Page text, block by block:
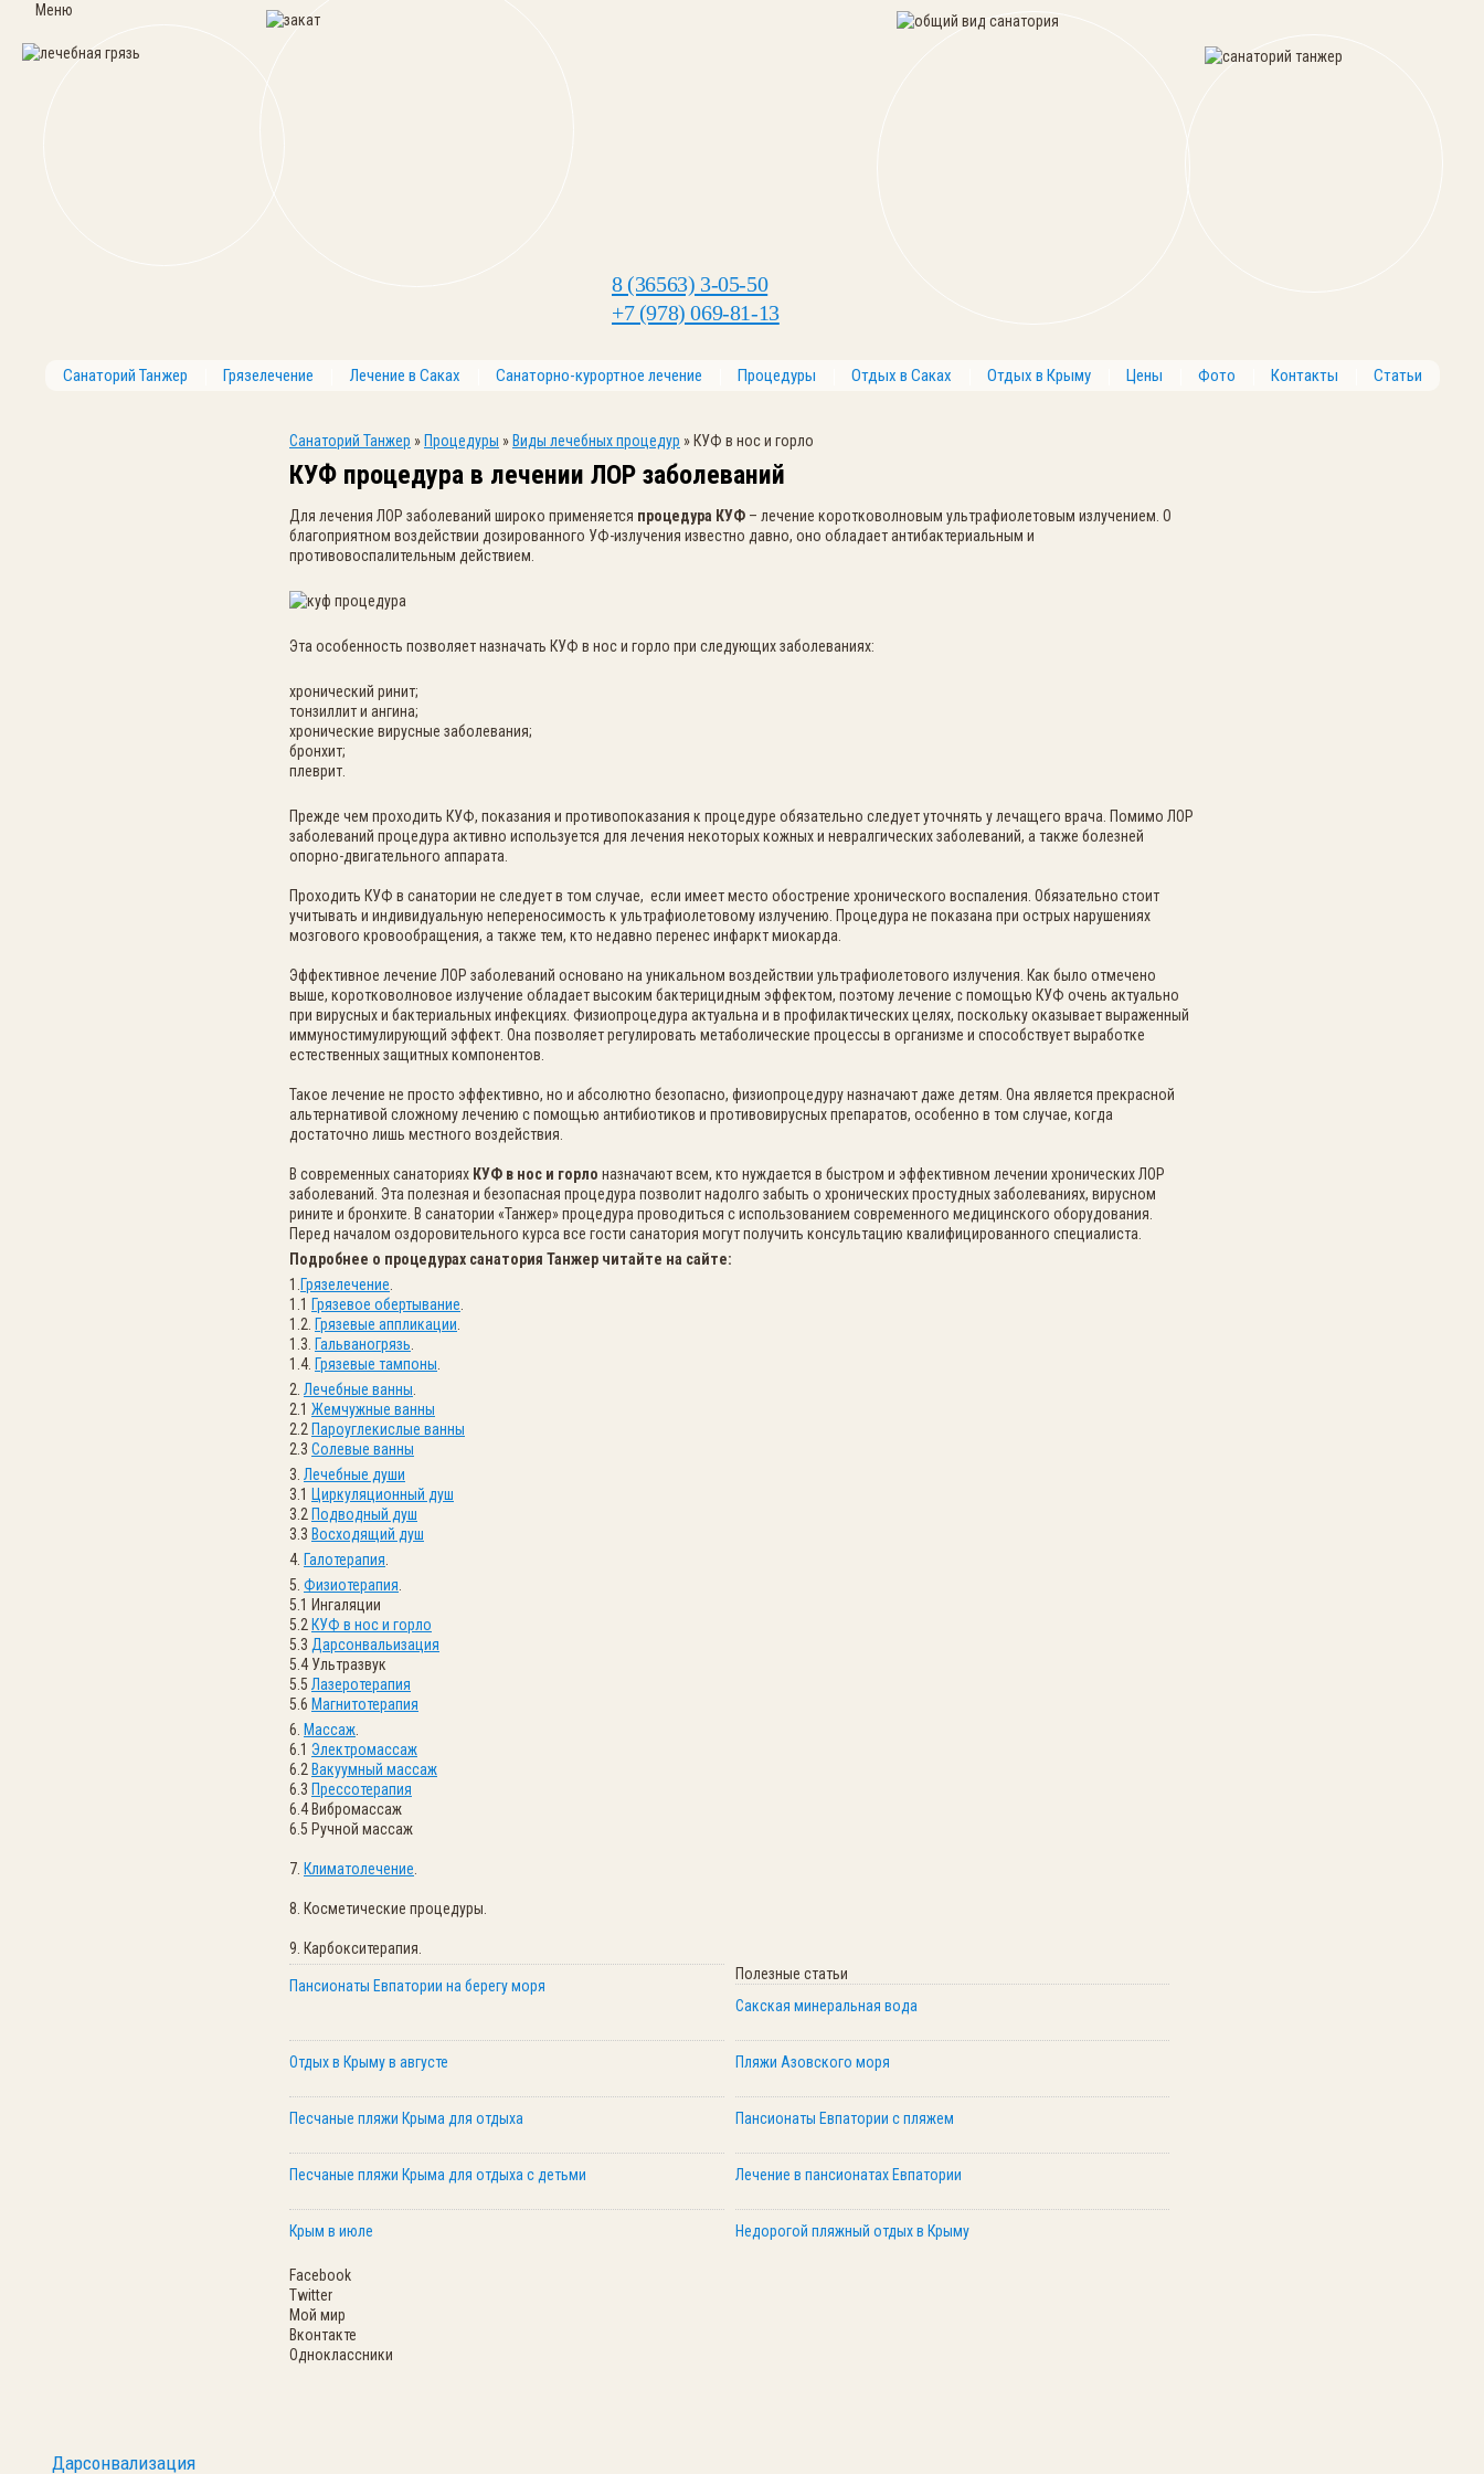
8 (36563) 3-05-50
+7 (978) 069-81-13
Меню
Санаторий Танжер Грязелечение Лечение в Саках Санаторно-курортное лечение Процедуры Отдых в Саках Отдых в Крыму Цены Фото Контакты Статьи
Санаторий Танжер » Процедуры » Виды лечебных процедур » КУФ в нос и горло
КУФ процедура в лечении ЛОР заболеваний
Для лечения ЛОР заболеваний широко применяется процедура КУФ – лечение коротковолновым ультрафиолетовым излучением. О
благоприятном воздействии дозированного УФ-излучения известно давно, оно обладает антибактериальным и
противовоспалительным действием.
Эта особенность позволяет назначать КУФ в нос и горло при следующих заболеваниях:
хронический ринит;
тонзиллит и ангина;
хронические вирусные заболевания;
бронхит;
плеврит.
Прежде чем проходить КУФ, показания и противопоказания к процедуре обязательно следует уточнять у лечащего врача. Помимо ЛОР
заболеваний процедура активно используется для лечения некоторых кожных и невралгических заболеваний, а также болезней
опорно-двигательного аппарата.
Проходить КУФ в санатории не следует в том случае, если имеет место обострение хронического воспаления. Обязательно стоит
учитывать и индивидуальную непереносимость к ультрафиолетовому излучению. Процедура не показана при острых нарушениях
мозгового кровообращения, а также тем, кто недавно перенес инфаркт миокарда.
Эффективное лечение ЛОР заболеваний основано на уникальном воздействии ультрафиолетового излучения. Как было отмечено
выше, коротковолновое излучение обладает высоким бактерицидным эффектом, поэтому лечение с помощью КУФ очень актуально
при вирусных и бактериальных инфекциях. Физиопроцедура актуальна и в профилактических целях, поскольку оказывает выраженный
иммуностимулирующий эффект. Она позволяет регулировать метаболические процессы в организме и способствует выработке
естественных защитных компонентов.
Такое лечение не просто эффективно, но и абсолютно безопасно, физиопроцедуру назначают даже детям. Она является прекрасной
альтернативой сложному лечению с помощью антибиотиков и противовирусных препаратов, особенно в том случае, когда
достаточно лишь местного воздействия.
В современных санаториях КУФ в нос и горло назначают всем, кто нуждается в быстром и эффективном лечении хронических ЛОР
заболеваний. Эта полезная и безопасная процедура позволит надолго забыть о хронических простудных заболеваниях, вирусном
рините и бронхите. В санатории «Танжер» процедура проводиться с использованием современного медицинского оборудования.
Перед началом оздоровительного курса все гости санатория могут получить консультацию квалифицированного специалиста.
Подробнее о процедурах санатория Танжер читайте на сайте:
1. Грязелечение
1.1 Грязевое обертывание
1.2. Грязевые аппликации
1.3. Гальваногрязь
1.4. Грязевые тампоны
2. Лечебные ванны
2.1 Жемчужные ванны
2.2 Пароуглекислые ванны
2.3 Солевые ванны
3. Лечебные души
3.1 Циркуляционный душ
3.2 Подводный душ
3.3 Восходящий душ
4. Галотерапия
5. Физиотерапия
5.1 Ингаляции
5.2 КУФ в нос и горло
5.3 Дарсонвальизация
5.4 Ультразвук
5.5 Лазеротерапия
5.6 Магнитотерапия
6. Массаж
6.1 Электромассаж
6.2 Вакуумный массаж
6.3 Прессотерапия
6.4 Вибромассаж
6.5 Ручной массаж
7. Климатолечение
8. Косметические процедуры.
9. Карбокситерапия.
Полезные статьи
Пансионаты Евпатории на берегу моря
Сакская минеральная вода
Отдых в Крыму в августе Пляжи Азовского моря
Песчаные пляжи Крыма для отдыха Пансионаты Евпатории с пляжем
Песчаные пляжи Крыма для отдыха с детьми Лечение в пансионатах Евпатории
Крым в июле Недорогой пляжный отдых в Крыму
Facebook
Twitter
Мой мир
Вконтакте
Одноклассники
Дарсонвализация